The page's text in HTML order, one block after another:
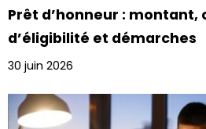
Prêt d’honneur : montant,
d’éligibilité et démarches
30 juin 2026